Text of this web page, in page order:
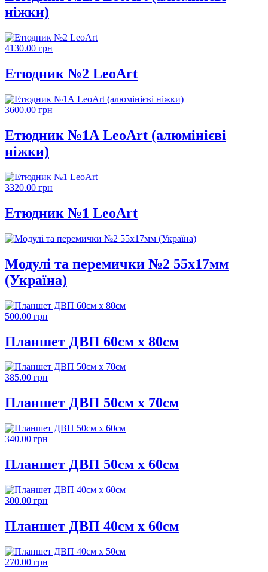
ніжки)
4130.00 грн
Етюдник №2 LeoArt
3600.00 грн
Етюдник №1А LeoArt (алюмінієві
ніжки)
3320.00 грн
Етюдник №1 LeoArt
Модулі та перемички №2 55х17мм
(Україна)
500.00 грн
Планшет ДВП 60см х 80см
385.00 грн
Планшет ДВП 50см х 70см
340.00 грн
Планшет ДВП 50см х 60см
300.00 грн
Планшет ДВП 40см х 60см
270.00 грн